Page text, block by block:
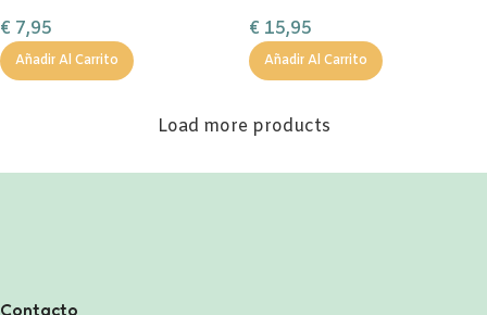
€ 7,95
Añadir Al Carrito
Personalizable 350ml
€ 15,95
Añadir Al Carrito
Load more products
Contacto